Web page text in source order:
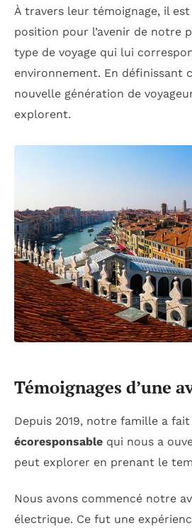
À travers leur témoignage, il
position pour l’avenir de notre
type de voyage qui lui
environnement. En définissant
nouvelle génération de
explorent.
Témoignages d’une
Depuis 2019, notre famille a
écoresponsable qui nous a
peut explorer en prenant le
Nous avons commencé notre
électrique. Ce fut une